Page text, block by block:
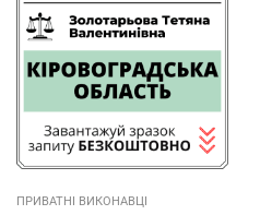
ПРИВАТНІ ВИКОНАВЦІ